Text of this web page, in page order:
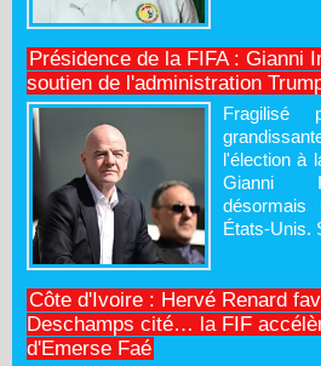
Présidence de la FIFA : Gianni
soutien de l'administration
Fragilisé
l'élection à
Gianni
désormais
États-Unis.
Côte d'Ivoire : Hervé Renard
Deschamps cité… la FIF
d'Emerse Faé